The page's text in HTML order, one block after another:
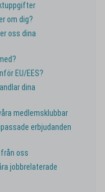
om dig?
oss dina
EU/EES?
dina
medlemsklubbar
erbjudanden
oss
jobbrelaterade